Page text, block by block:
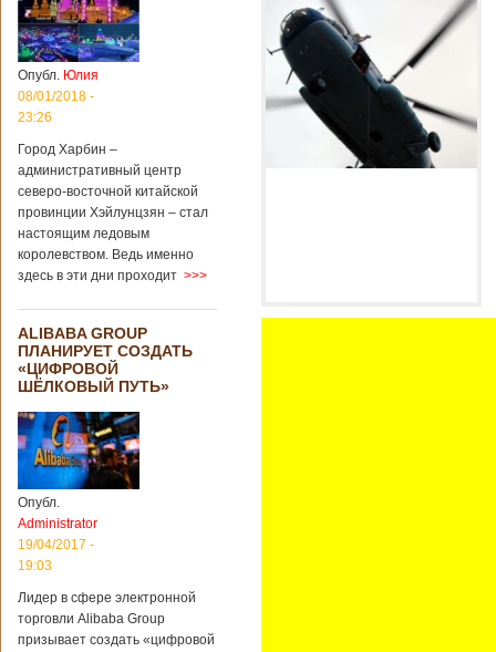
Опубл. Юлия
08/01/2018 -
23:26
Город Харбин –
административный центр
северо-восточной китайской
провинции Хэйлунцзян – стал
настоящим ледовым
королевством. Ведь именно
здесь в эти дни проходит >>>
ALIBABA GROUP
ПЛАНИРУЕТ СОЗДАТЬ
«ЦИФРОВОЙ
ШЁЛКОВЫЙ ПУТЬ»
Опубл.
Administrator
19/04/2017 -
19:03
Лидер в сфере электронной
торговли Alibaba Group
призывает создать «цифровой